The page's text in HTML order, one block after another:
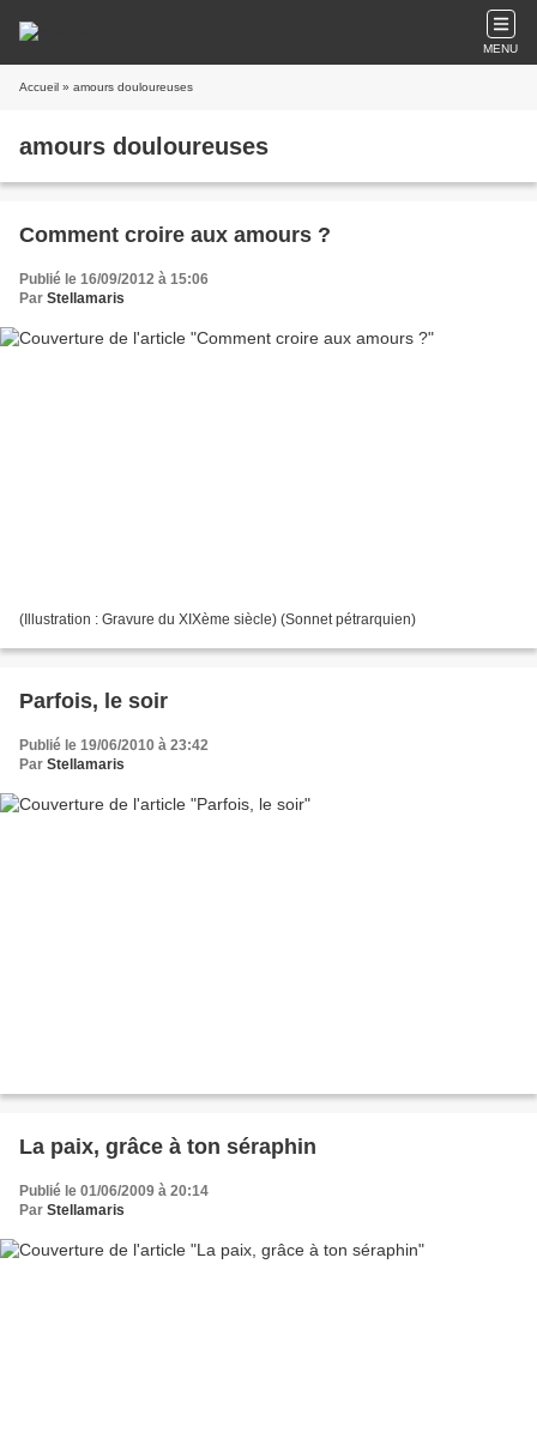
MENU
Accueil » amours douloureuses
amours douloureuses
Comment croire aux amours ?
Publié le 16/09/2012 à 15:06
Par Stellamaris
(Illustration : Gravure du XIXème siècle) (Sonnet pétrarquien)
Parfois, le soir
Publié le 19/06/2010 à 23:42
Par Stellamaris
La paix, grâce à ton séraphin
Publié le 01/06/2009 à 20:14
Par Stellamaris